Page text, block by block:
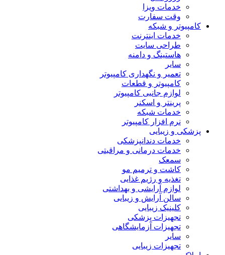
خدمات ویزا
وقت سفارت
کامپیوتر و شبکه
خدمات اینترنت
طراحی سایت
هاستینگ و دامنه
سایر
تعمیر و نگهداری کامپیوتر
کامپیوتر و قطعات
لوازم جانبی کامپیوتر
پرینتر و اسکنر
خدمات شبکه
نرم افزار کامپیوتر
پزشکی و زیبایی
خدمات دندانپزشکی
خدمات درمانی و مراقبتی
سمعک
کاشت و ترمیم مو
تغذیه و رژیم غذایی
لوازم آرایشی و بهداشتی
سالن آرایش و زیبایی
کلینیک زیبایی
تجهیزات پزشکی
تجهیزات آزمایشگاهی
سایر
تجهیزات زیبایی